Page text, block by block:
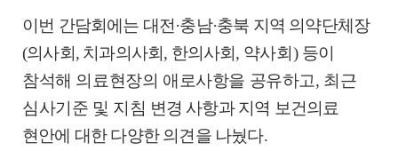
이번 간담회에는 대전·충남·충북 지역 의약단체장
(의사회, 치과의사회, 한의사회, 약사회) 등이
참석해 의료현장의 애로사항을 공유하고, 최근
심사기준 및 지침 변경 사항과 지역 보건의료
현안에 대한 다양한 의견을 나눴다.